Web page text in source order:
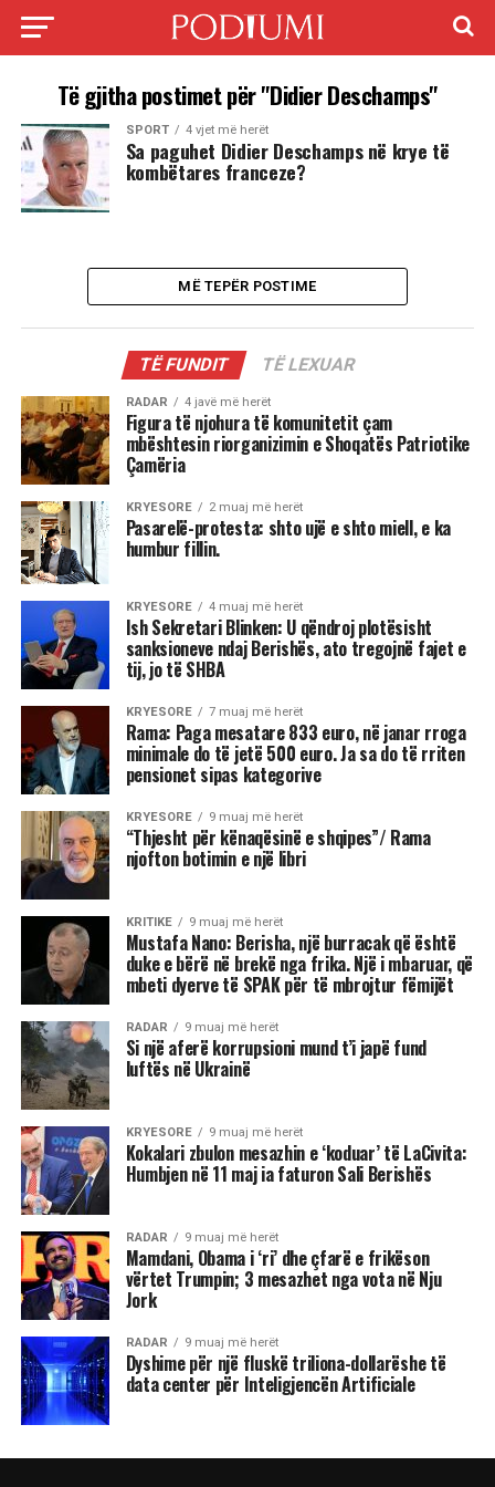
Të gjitha postimet për "Didier Deschamps"
SPORT 4 vjet më herët
Sa paguhet Didier Deschamps në krye të
kombëtares franceze?
MË TEPËR POSTIME
TË FUNDIT TË LEXUAR
RADAR 4 javë më herët
Figura të njohura të komunitetit çam
mbështesin riorganizimin e Shoqatës Patriotike
Çamëria
KRYESORE 2 muaj më herët
Pasarelë-protesta: shto ujë e shto miell, e ka
humbur fillin.
KRYESORE 4 muaj më herët
Ish Sekretari Blinken: U qëndroj plotësisht
sanksioneve ndaj Berishës, ato tregojnë fajet e
tij, jo të SHBA
KRYESORE 7 muaj më herët
Rama: Paga mesatare 833 euro, në janar rroga
minimale do të jetë 500 euro. Ja sa do të rriten
pensionet sipas kategorive
KRYESORE 9 muaj më herët
“Thjesht për kënaqësinë e shqipes”/ Rama
njofton botimin e një libri
KRITIKE 9 muaj më herët
Mustafa Nano: Berisha, një burracak që është
duke e bërë në brekë nga frika. Një i mbaruar, që
mbeti dyerve të SPAK për të mbrojtur fëmijët
RADAR 9 muaj më herët
Si një aferë korrupsioni mund t’i japë fund
luftës në Ukrainë
KRYESORE 9 muaj më herët
Kokalari zbulon mesazhin e ‘koduar’ të LaCivita:
Humbjen në 11 maj ia faturon Sali Berishës
RADAR 9 muaj më herët
Mamdani, Obama i ‘ri’ dhe çfarë e frikëson
vërtet Trumpin; 3 mesazhet nga vota në Nju
Jork
RADAR 9 muaj më herët
Dyshime për një fluskë triliona-dollarëshe të
data center për Inteligjencën Artificiale